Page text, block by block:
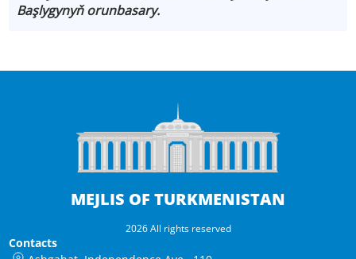
Başlygynyň orunbasary.
MEJLIS OF TURKMENISTAN
2026 All rights reserved
Contacts